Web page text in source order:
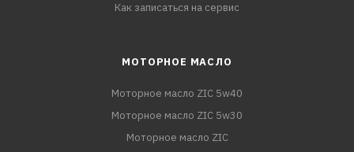
Как записаться на сервис
МОТОРНОЕ МАСЛО
Моторное масло ZIC 5w40
Моторное масло ZIC 5w30
Моторное масло ZIC